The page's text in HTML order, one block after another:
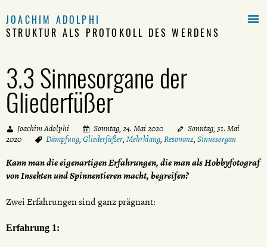
JOACHIM ADOLPHI
STRUKTUR ALS PROTOKOLL DES WERDENS
3.3 Sinnesorgane der
Gliederfüßer
Joachim Adolphi Sonntag, 24. Mai 2020
Sonntag, 31. Mai
2020
Dämpfung, Gliederfüßer, Mehrklang, Resonanz, Sinnesorgan
Kann man die eigenartigen Erfahrungen, die man als Hobbyfotograf
von Insekten und Spinnentieren macht, begreifen?
Zwei Erfahrungen sind ganz prägnant:
Erfahrung 1:
